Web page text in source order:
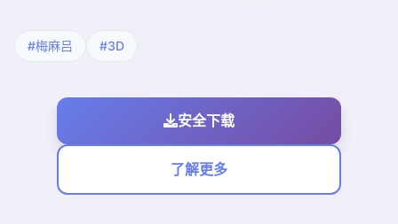
#梅麻吕 #3D
安全下载
了解更多